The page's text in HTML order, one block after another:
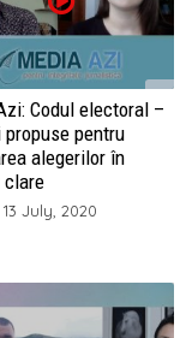
Codul electoral –
pentru
alegerilor în
13 July, 2020